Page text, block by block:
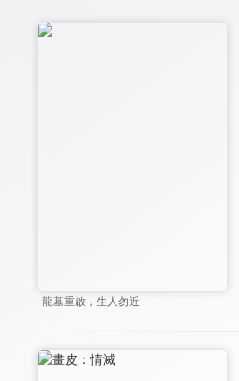
龍墓重啟，生人勿近